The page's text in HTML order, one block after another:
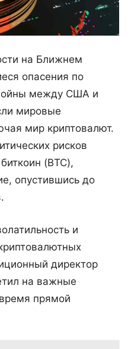
на Ближнем
опасения по
между США и
мировые
мир криптовалют.
рисков
(BTC),
опустившись до
и
директор
на важные
прямой